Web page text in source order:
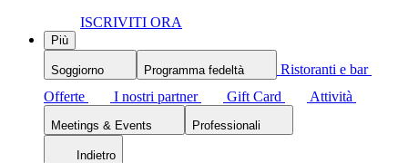
ISCRIVITI ORA
Più
Soggiorno Programma fedeltà
Ristoranti e bar
Offerte
I nostri partner Gift Card Attività
Meetings & Events Professionali
Indietro